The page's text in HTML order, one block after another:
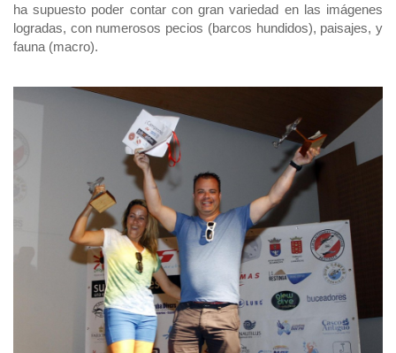
ha supuesto poder contar con gran variedad en las imágenes
logradas, con numerosos pecios (barcos hundidos), paisajes, y
fauna (macro).